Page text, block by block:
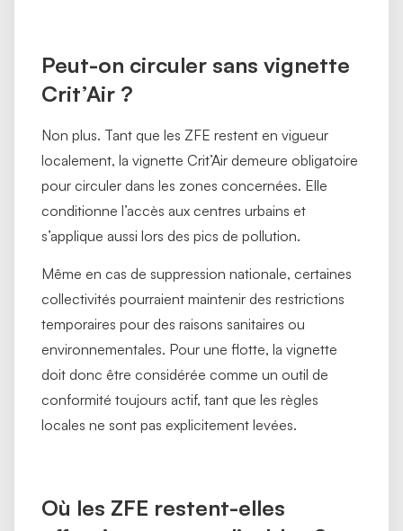
Peut-on circuler sans vignette
Crit’Air ?
Non plus. Tant que les ZFE restent en vigueur
localement, la vignette Crit’Air demeure obligatoire
pour circuler dans les zones concernées. Elle
conditionne l’accès aux centres urbains et
s’applique aussi lors des pics de pollution.
Même en cas de suppression nationale, certaines
collectivités pourraient maintenir des restrictions
temporaires pour des raisons sanitaires ou
environnementales. Pour une flotte, la vignette
doit donc être considérée comme un outil de
conformité toujours actif, tant que les règles
locales ne sont pas explicitement levées.
Où les ZFE restent-elles